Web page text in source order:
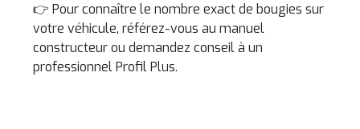
👉 Pour connaître le nombre exact de bougies sur
votre véhicule, référez-vous au manuel
constructeur ou demandez conseil à un
professionnel Profil Plus.